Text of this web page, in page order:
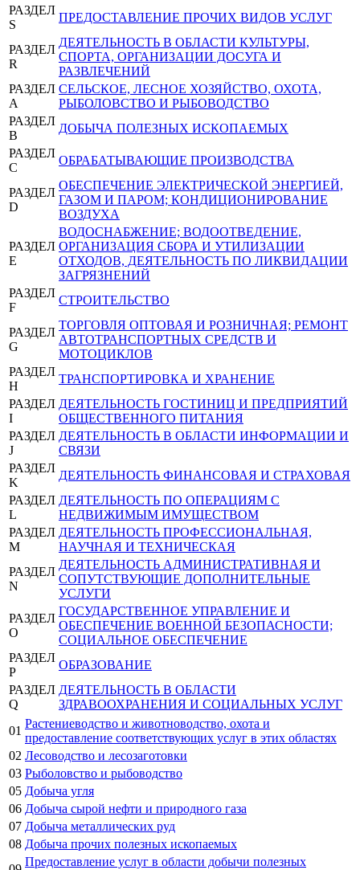
РАЗДЕЛ
S
ПРЕДОСТАВЛЕНИЕ ПРОЧИХ ВИДОВ УСЛУГ
РАЗДЕЛ
R
ДЕЯТЕЛЬНОСТЬ В ОБЛАСТИ КУЛЬТУРЫ,
СПОРТА, ОРГАНИЗАЦИИ ДОСУГА И
РАЗВЛЕЧЕНИЙ
РАЗДЕЛ
A
СЕЛЬСКОЕ, ЛЕСНОЕ ХОЗЯЙСТВО, ОХОТА,
РЫБОЛОВСТВО И РЫБОВОДСТВО
РАЗДЕЛ
B
ДОБЫЧА ПОЛЕЗНЫХ ИСКОПАЕМЫХ
РАЗДЕЛ
C
ОБРАБАТЫВАЮЩИЕ ПРОИЗВОДСТВА
РАЗДЕЛ
D
ОБЕСПЕЧЕНИЕ ЭЛЕКТРИЧЕСКОЙ ЭНЕРГИЕЙ,
ГАЗОМ И ПАРОМ; КОНДИЦИОНИРОВАНИЕ
ВОЗДУХА
РАЗДЕЛ
E
ВОДОСНАБЖЕНИЕ; ВОДООТВЕДЕНИЕ,
ОРГАНИЗАЦИЯ СБОРА И УТИЛИЗАЦИИ
ОТХОДОВ, ДЕЯТЕЛЬНОСТЬ ПО ЛИКВИДАЦИИ
ЗАГРЯЗНЕНИЙ
РАЗДЕЛ
F
СТРОИТЕЛЬСТВО
РАЗДЕЛ
G
ТОРГОВЛЯ ОПТОВАЯ И РОЗНИЧНАЯ; РЕМОНТ
АВТОТРАНСПОРТНЫХ СРЕДСТВ И
МОТОЦИКЛОВ
РАЗДЕЛ
H
ТРАНСПОРТИРОВКА И ХРАНЕНИЕ
РАЗДЕЛ
I
ДЕЯТЕЛЬНОСТЬ ГОСТИНИЦ И ПРЕДПРИЯТИЙ
ОБЩЕСТВЕННОГО ПИТАНИЯ
РАЗДЕЛ
J
ДЕЯТЕЛЬНОСТЬ В ОБЛАСТИ ИНФОРМАЦИИ И
СВЯЗИ
РАЗДЕЛ
K
ДЕЯТЕЛЬНОСТЬ ФИНАНСОВАЯ И СТРАХОВАЯ
РАЗДЕЛ
L
ДЕЯТЕЛЬНОСТЬ ПО ОПЕРАЦИЯМ С
НЕДВИЖИМЫМ ИМУЩЕСТВОМ
РАЗДЕЛ
M
ДЕЯТЕЛЬНОСТЬ ПРОФЕССИОНАЛЬНАЯ,
НАУЧНАЯ И ТЕХНИЧЕСКАЯ
РАЗДЕЛ
N
ДЕЯТЕЛЬНОСТЬ АДМИНИСТРАТИВНАЯ И
СОПУТСТВУЮЩИЕ ДОПОЛНИТЕЛЬНЫЕ
УСЛУГИ
РАЗДЕЛ
O
ГОСУДАРСТВЕННОЕ УПРАВЛЕНИЕ И
ОБЕСПЕЧЕНИЕ ВОЕННОЙ БЕЗОПАСНОСТИ;
СОЦИАЛЬНОЕ ОБЕСПЕЧЕНИЕ
РАЗДЕЛ
P
ОБРАЗОВАНИЕ
РАЗДЕЛ
Q
ДЕЯТЕЛЬНОСТЬ В ОБЛАСТИ
ЗДРАВООХРАНЕНИЯ И СОЦИАЛЬНЫХ УСЛУГ
01
Растениеводство и животноводство, охота и
предоставление соответствующих услуг в этих областях
02 Лесоводство и лесозаготовки
03 Рыболовство и рыбоводство
05 Добыча угля
06 Добыча сырой нефти и природного газа
07 Добыча металлических руд
08 Добыча прочих полезных ископаемых
Предоставление услуг в области добычи полезных